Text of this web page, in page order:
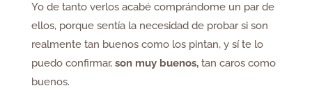
Yo de tanto verlos acabé comprándome un par de
ellos, porque sentía la necesidad de probar si son
realmente tan buenos como los pintan, y sí te lo
puedo confirmar,son muy buenos,tan caros como
buenos.